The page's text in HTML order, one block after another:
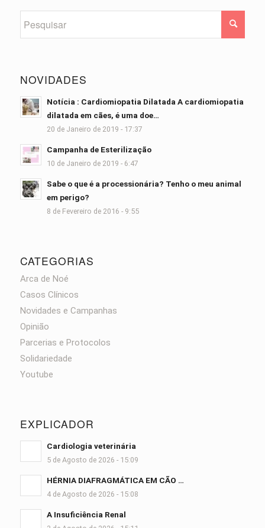
NOVIDADES
Notícia : Cardiomiopatia Dilatada A cardiomiopatia
dilatada em cães, é uma doe…
20 de Janeiro de 2019 - 17:37
Campanha de Esterilização
10 de Janeiro de 2019 - 6:47
Sabe o que é a processionária? Tenho o meu animal
em perigo?
8 de Fevereiro de 2016 - 9:55
CATEGORIAS
Arca de Noé
Casos Clínicos
Novidades e Campanhas
Opinião
Parcerias e Protocolos
Solidariedade
Youtube
EXPLICADOR
Cardiologia veterinária
5 de Agosto de 2026 - 15:09
HÉRNIA DIAFRAGMÁTICA EM CÃO …
4 de Agosto de 2026 - 15:08
A Insuficiência Renal